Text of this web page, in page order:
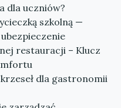
dla uczniów?
szkolną —
restauracji – Klucz
dla gastronomii